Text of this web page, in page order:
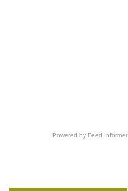
Powered by Feed Informer